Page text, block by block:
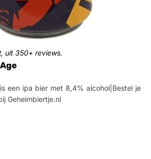
, uit 350+ reviews.
een ipa bier met 8,4% alcohol|Bestel je
Geheimbiertje.nl